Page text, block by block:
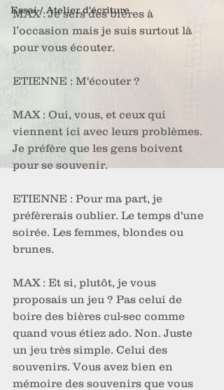
Essai / Atelier d'écriture
MAX : Je sers des bières à
l’occasion mais je suis surtout là
pour vous écouter.
ETIENNE : M'écouter ?
MAX : Oui, vous, et ceux qui
viennent ici avec leurs problèmes.
Je préfère que les gens boivent
pour se souvenir.
ETIENNE : Pour ma part, je
préfèrerais oublier. Le temps d'une
soirée. Les femmes, blondes ou
brunes.
MAX : Et si, plutôt, je vous
proposais un jeu ? Pas celui de
boire des bières cul-sec comme
quand vous étiez ado. Non. Juste
un jeu très simple. Celui des
souvenirs. Vous avez bien en
mémoire des souvenirs que vous